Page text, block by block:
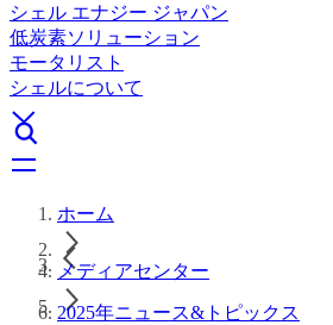
シェル エナジー ジャパン
低炭素ソリューション
モータリスト
シェルについて
ホーム
メディアセンター
2025年ニュース&トピックス